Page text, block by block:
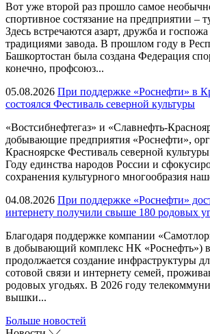
Вот уже второй раз прошло самое
спортивное состязание на предприятии –
Здесь встречаются азарт, дружба и
традициями завода. В прошлом году в
Башкортостан была создана Федерация
конечно, профсоюз...
05.08.2026 При поддержке «Роснефти» в
состоялся Фестиваль северной культуры
«Востсибнефтегаз» и «Славнефть-
добывающие предприятия «Роснефти»,
Красноярске Фестиваль северной
Году единства народов России и
сохранения культурного многообразия
04.08.2026 При поддержке «Роснефти»
интернету получили свыше 180 родовых
Благодаря поддержке компании
в добывающий комплекс НК
продолжается создание инфраструктуры
сотовой связи и интернету семей,
родовых угодьях. В 2026 году
вышки...
Больше новостей